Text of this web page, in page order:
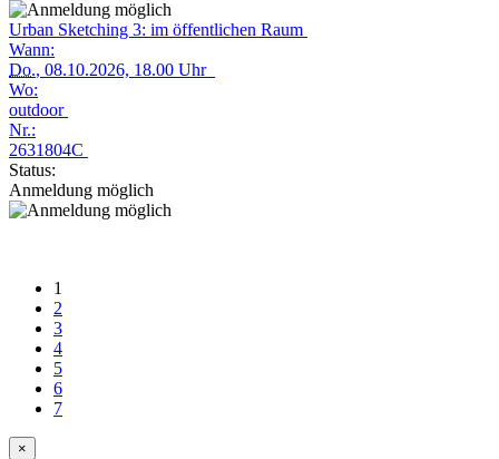
Urban Sketching 3: im öffentlichen Raum
Wann:
Do., 08.10.2026, 18.00 Uhr
Wo:
outdoor
Nr.:
2631804C
Status:
Anmeldung möglich
1
2
3
4
5
6
7
×